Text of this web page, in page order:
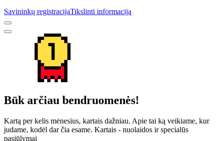
Savininkų registracijaTikslinti informaciją
Būk arčiau bendruomenės!
Kartą per kelis mėnesius, kartais dažniau. Apie tai ką veikiame, kur
judame, kodėl dar čia esame. Kartais - nuolaidos ir specialūs
pasiūlymai